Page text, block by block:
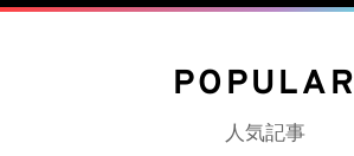
POPULAR
人気記事